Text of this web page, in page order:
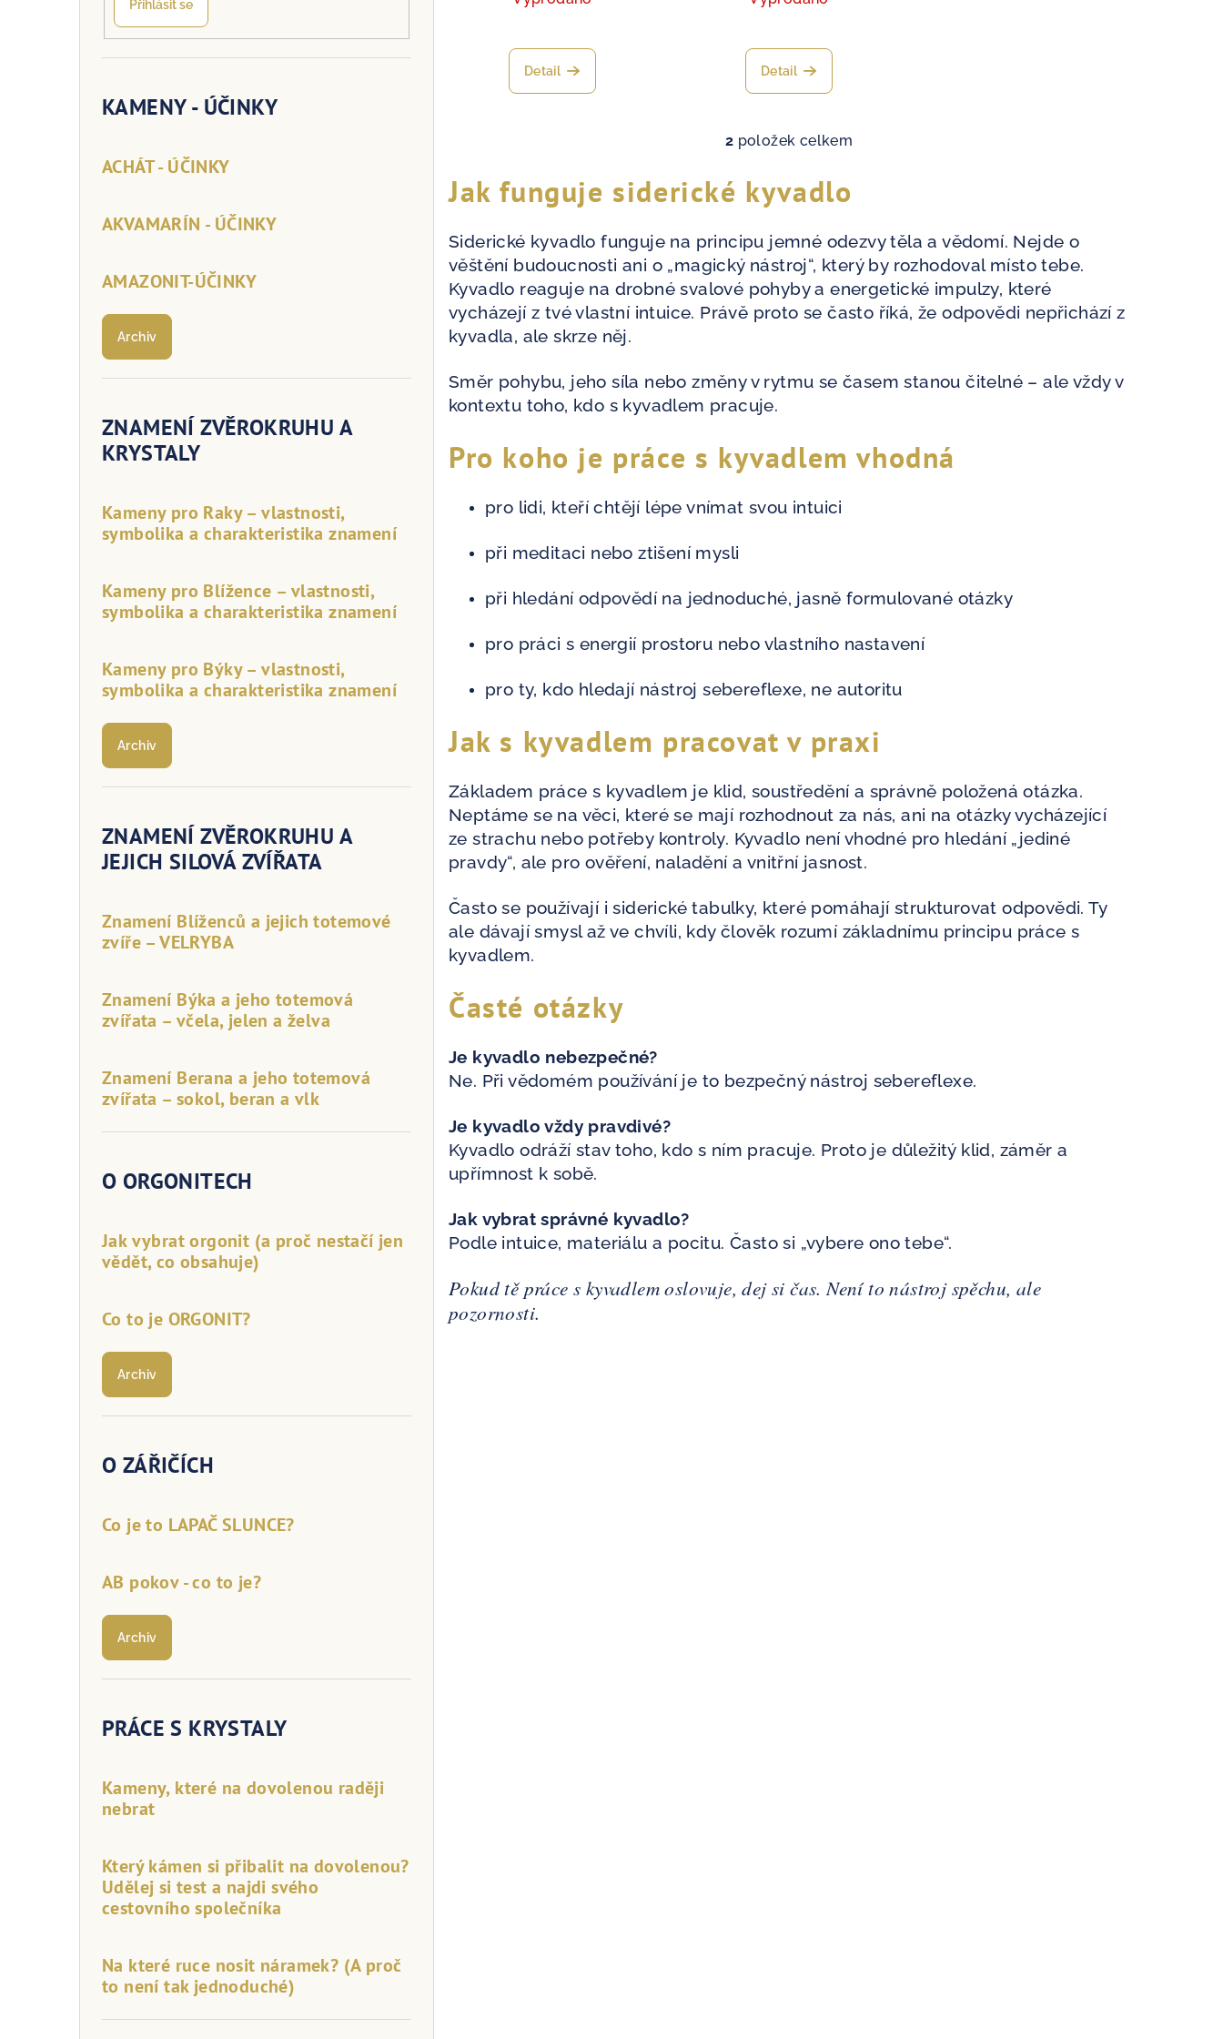
Přihlásit se
KAMENY - ÚČINKY
ACHÁT - ÚČINKY
AKVAMARÍN - ÚČINKY
AMAZONIT-ÚČINKY
Archiv
ZNAMENÍ ZVĚROKRUHU A
KRYSTALY
Kameny pro Raky – vlastnosti,
symbolika a charakteristika znamení
Kameny pro Blížence – vlastnosti,
symbolika a charakteristika znamení
Kameny pro Býky – vlastnosti,
symbolika a charakteristika znamení
Archiv
ZNAMENÍ ZVĚROKRUHU A
JEJICH SILOVÁ ZVÍŘATA
Znamení Blíženců a jejich totemové
zvíře – VELRYBA
Znamení Býka a jeho totemová
zvířata – včela, jelen a želva
Znamení Berana a jeho totemová
zvířata – sokol, beran a vlk
O ORGONITECH
Jak vybrat orgonit (a proč nestačí jen
vědět, co obsahuje)
Co to je ORGONIT?
Archiv
O ZÁŘIČÍCH
Co je to LAPAČ SLUNCE?
AB pokov - co to je?
Archiv
PRÁCE S KRYSTALY
Kameny, které na dovolenou raději
nebrat
Který kámen si přibalit na dovolenou?
Udělej si test a najdi svého
cestovního společníka
Na které ruce nosit náramek? (A proč
to není tak jednoduché)
Detail Detail
O
l
d
a
c
r
y
ý
u
2 položek celkem
Jak funguje siderické kyvadlo
Siderické kyvadlo funguje na principu jemné odezvy těla a vědomí. Nejde o
věštění budoucnosti ani o „magický nástroj“, který by rozhodoval místo tebe.
Kyvadlo reaguje na drobné svalové pohyby a energetické impulzy, které
vycházejí z tvé vlastní intuice. Právě proto se často říká, že odpovědi nepřichází z
kyvadla, ale skrze něj.
Směr pohybu, jeho síla nebo změny v rytmu se časem stanou čitelné – ale vždy v
kontextu toho, kdo s kyvadlem pracuje.
Pro koho je práce s kyvadlem vhodná
pro lidi, kteří chtějí lépe vnímat svou intuici
při meditaci nebo ztišení mysli
při hledání odpovědí na jednoduché, jasně formulované otázky
pro práci s energií prostoru nebo vlastního nastavení
pro ty, kdo hledají nástroj sebereflexe, ne autoritu
Jak s kyvadlem pracovat v praxi
Základem práce s kyvadlem je klid, soustředění a správně položená otázka.
Neptáme se na věci, které se mají rozhodnout za nás, ani na otázky vycházející
ze strachu nebo potřeby kontroly. Kyvadlo není vhodné pro hledání „jediné
pravdy“, ale pro ověření, naladění a vnitřní jasnost.
Často se používají i siderické tabulky, které pomáhají strukturovat odpovědi. Ty
ale dávají smysl až ve chvíli, kdy člověk rozumí základnímu principu práce s
kyvadlem.
Časté otázky
Je kyvadlo nebezpečné?
Ne. Při vědomém používání je to bezpečný nástroj sebereflexe.
Je kyvadlo vždy pravdivé?
Kyvadlo odráží stav toho, kdo s ním pracuje. Proto je důležitý klid, záměr a
upřímnost k sobě.
Jak vybrat správné kyvadlo?
Podle intuice, materiálu a pocitu. Často si „vybere ono tebe“.
Pokud tě práce s kyvadlem oslovuje, dej si čas. Není to nástroj spěchu, ale
pozornosti.